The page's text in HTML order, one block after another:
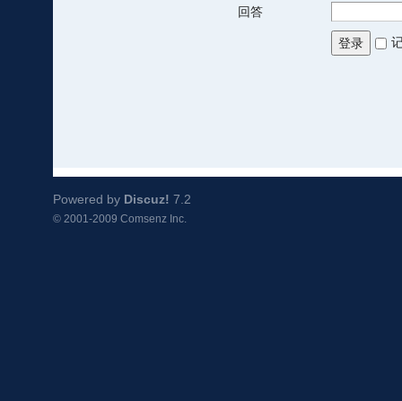
回答
登录
Powered by Discuz! 7.2
© 2001-2009 Comsenz Inc.